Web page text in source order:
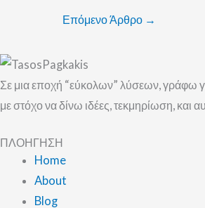
Επόμενο Άρθρο →
Σε μια εποχή “εύκολων” λύσεων, γράφω
με στόχο να δίνω ιδέες, τεκμηρίωση, και
ΠΛΟΗΓΗΣΗ
Home
About
Blog